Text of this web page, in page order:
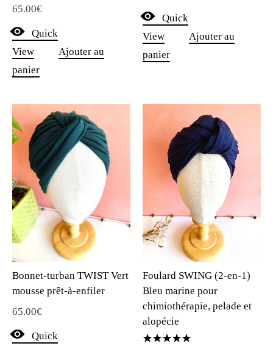
Quick
View
panier
View
panier
Bonnet-turban TWIST Vert
mousse prêt-à-enfiler
65.00€
Quick
View
Foulard SWING (2-en-1)
Bleu marine pour
chimiothérapie, pelade et
alopécie
5.00
25.00€